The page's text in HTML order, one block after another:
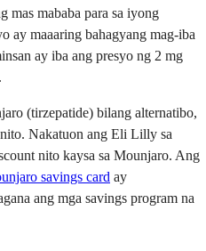
mas mababa para sa iyong
ay maaaring bahagyang mag-iba
ay iba ang presyo ng 2 mg
(tirzepatide) bilang alternatibo,
Nakatuon ang Eli Lilly sa
nito kaysa sa Mounjaro. Ang
savings card ay
ang mga savings program na